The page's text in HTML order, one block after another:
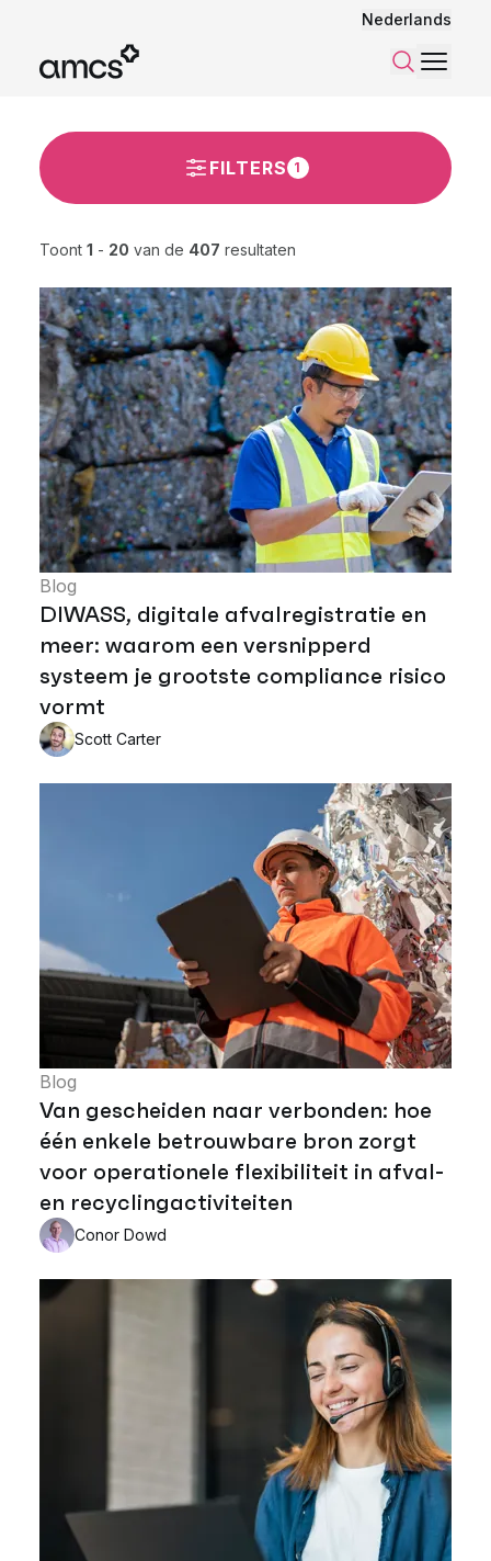
Nederlands
ZoekenMenu
FILTERS 1
Toont 1 - 20 van de 407 resultaten
Blog
DIWASS, digitale afvalregistratie en
meer: waarom een versnipperd
systeem je grootste compliance risico
vormt
Scott Carter
Blog
Van gescheiden naar verbonden: hoe
één enkele betrouwbare bron zorgt
voor operationele flexibiliteit in afval-
en recyclingactiviteiten
Conor Dowd